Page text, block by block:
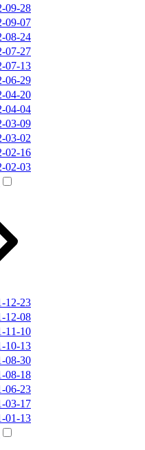
28
07
24
27
13
29
20
04
09
02
16
03
23
08
10
13
30
18
23
17
13